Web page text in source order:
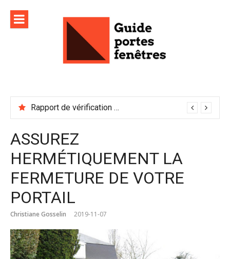
contenu
Rapport de vérification sécurité : à conserver précieusement
ASSUREZ
HERMÉTIQUEMENT LA
FERMETURE DE VOTRE
PORTAIL
Christiane Gosselin 2019-11-07